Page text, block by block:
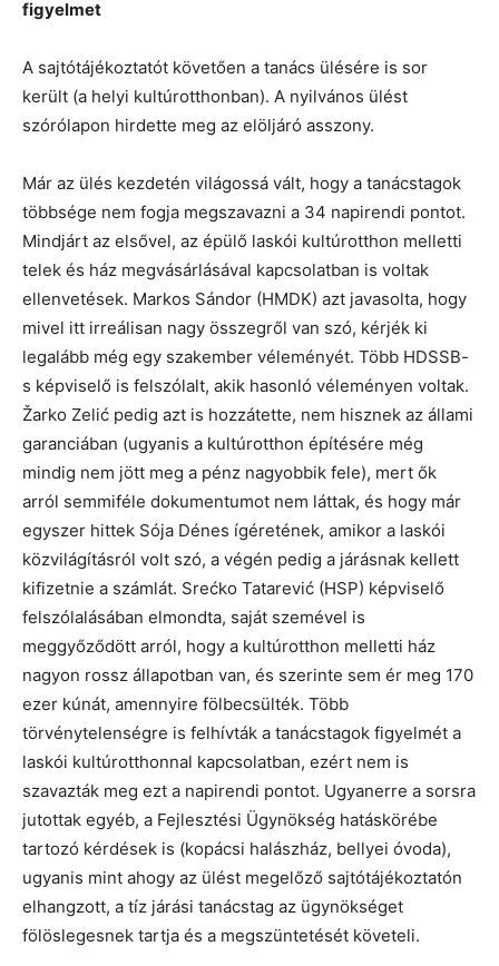
figyelmet
A sajtótájékoztatót követően a tanács ülésére is sor
került (a helyi kultúrotthonban). A nyilvános ülést
szórólapon hirdette meg az elöljáró asszony.
Már az ülés kezdetén világossá vált, hogy a tanácstagok
többsége nem fogja megszavazni a 34 napirendi pontot.
Mindjárt az elsővel, az épülő laskói kultúrotthon melletti
telek és ház megvásárlásával kapcsolatban is voltak
ellenvetések. Markos Sándor (HMDK) azt javasolta, hogy
mivel itt irreálisan nagy összegről van szó, kérjék ki
legalább még egy szakember véleményét. Több HDSSB-
s képviselő is felszólalt, akik hasonló véleményen voltak.
Žarko Zelić pedig azt is hozzátette, nem hisznek az állami
garanciában (ugyanis a kultúrotthon építésére még
mindig nem jött meg a pénz nagyobbik fele), mert ők
arról semmiféle dokumentumot nem láttak, és hogy már
egyszer hittek Sója Dénes ígéretének, amikor a laskói
közvilágításról volt szó, a végén pedig a járásnak kellett
kifizetnie a számlát. Srećko Tatarević (HSP) képviselő
felszólalásában elmondta, saját szemével is
meggyőződött arról, hogy a kultúrotthon melletti ház
nagyon rossz állapotban van, és szerinte sem ér meg 170
ezer kúnát, amennyire fölbecsülték. Több
törvénytelenségre is felhívták a tanácstagok figyelmét a
laskói kultúrotthonnal kapcsolatban, ezért nem is
szavazták meg ezt a napirendi pontot. Ugyanerre a sorsra
jutottak egyéb, a Fejlesztési Ügynökség hatáskörébe
tartozó kérdések is (kopácsi halászház, bellyei óvoda),
ugyanis mint ahogy az ülést megelőző sajtótájékoztatón
elhangzott, a tíz járási tanácstag az ügynökséget
fölöslegesnek tartja és a megszüntetését követeli.